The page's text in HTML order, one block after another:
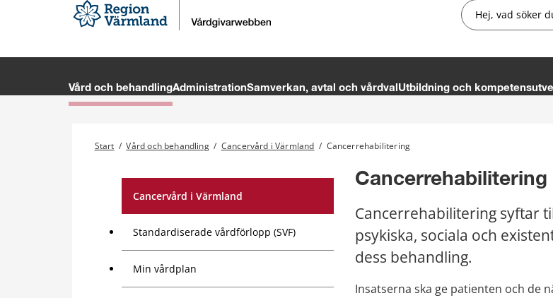
Sök
Vård och behandlingAdministrationSamverkan, avtal och vårdval Utbildning och
Start / Vård och behandling / Cancervård i Värmland / Cancerrehabilitering
Cancervård i Värmland
Standardiserade vårdförlopp (SVF)
Min vårdplan
Cancerrehabilitering
Cancerrehabilitering syftar
psykiska, sociala och
dess behandling.
Insatserna ska ge patienten och de